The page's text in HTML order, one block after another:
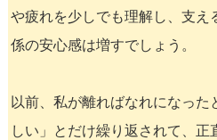
や疲れを少しでも理解し、支え
係の安心感は増すでしょう。
以前、私が離ればなれになった
しい」とだけ繰り返されて、正